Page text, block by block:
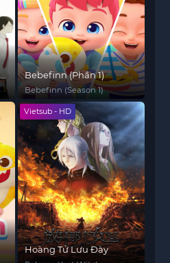
Bebefinn (Phần 1)
Bebefinn (Season 1)
Vietsub - HD
Hoàng Tử Lưu Đày